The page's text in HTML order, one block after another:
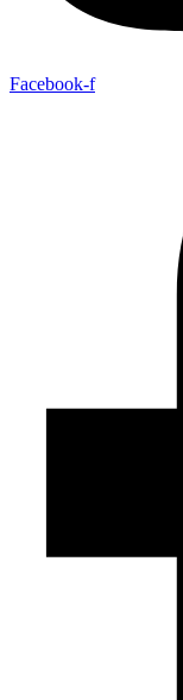
Facebook-f